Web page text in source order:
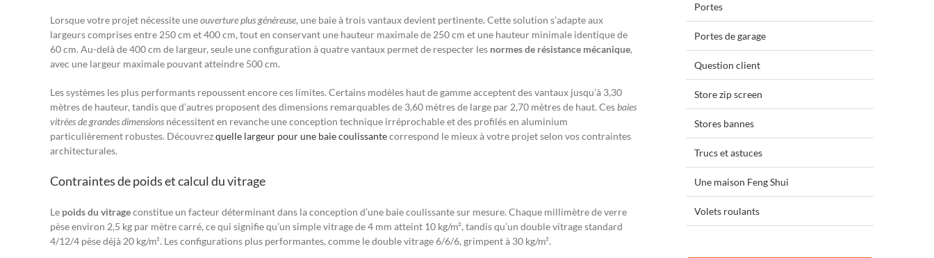
Lorsque votre projet nécessite uneouverture plus généreuse, une baie à trois vantaux devient pertinente. Cette solution s’adapte aux
largeurs comprises entre 250 cm et 400 cm, tout en conservant une hauteur maximale de 250 cm et une hauteur minimale identique de
60 cm. Au-delà de 400 cm de largeur, seule une configuration à quatre vantaux permet de respecter les normes de résistance mécanique,
avec une largeur maximale pouvant atteindre 500 cm.
Les systèmes les plus performants repoussent encore ces limites. Certains modèles haut de gamme acceptent des vantaux jusqu’à 3,30
mètres de hauteur, tandis que d’autres proposent des dimensions remarquables de 3,60 mètres de large par 2,70 mètres de haut. Cesbaies
vitrées de grandes dimensions nécessitent en revanche une conception technique irréprochable et des profilés en aluminium
particulièrement robustes. Découvrezquelle largeur pour une baie coulissantecorrespond le mieux à votre projet selon vos contraintes
architecturales.
Contraintes de poids et calcul du vitrage
Le poids du vitrageconstitue un facteur déterminant dans la conception d’une baie coulissante sur mesure. Chaque millimètre de verre
pèse environ 2,5 kg par mètre carré, ce qui signifie qu’un simple vitrage de 4 mm atteint 10 kg/m², tandis qu’un double vitrage standard
4/12/4 pèse déjà 20 kg/m². Les configurations plus performantes, comme le double vitrage 6/6/6, grimpent à 30 kg/m².
Portes
Portes de garage
Question client
Store zip screen
Stores bannes
Trucs et astuces
Une maison Feng Shui
Volets roulants